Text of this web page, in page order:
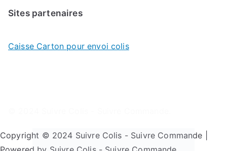
Sites partenaires
Caisse Carton pour envoi colis
Copyright © 2024 Suivre Colis - Suivre Commande |